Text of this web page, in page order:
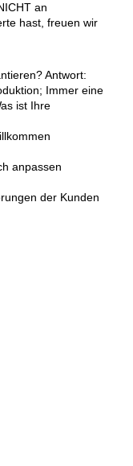
an
hast, freuen wir
Antwort:
Immer eine
ist Ihre
anpassen
der Kunden